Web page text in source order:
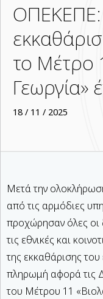
το Μέτρο
Γεωργία»
18 / 11 / 2025
Μετά την
από τις αρμόδιες
προχώρησαν όλες οι
τις εθνικές και
της εκκαθάρισης
πληρωμή αφορά τις
του Μέτρου 11